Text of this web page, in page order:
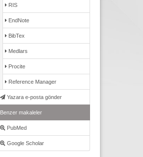
RIS
EndNote
BibTex
Medlars
Procite
Reference Manager
Yazara e-posta gönder
Benzer makaleler
PubMed
Google Scholar